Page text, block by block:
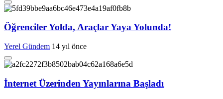
Öğrenciler Yolda, Araçlar Yaya Yolunda!
Yerel Gündem 14 yıl önce
İnternet Üzerinden Yayınlarına Başladı